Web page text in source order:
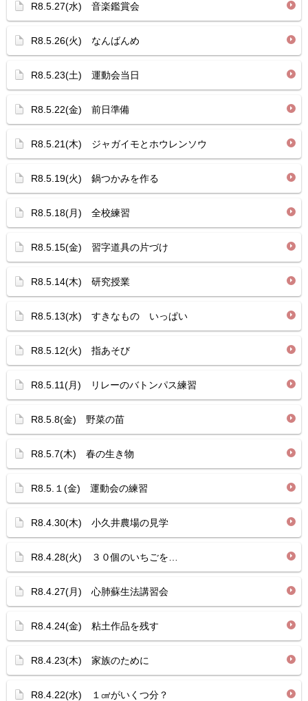
R8.5.27(水) 音楽鑑賞会
R8.5.26(火) なんばんめ
R8.5.23(土) 運動会当日
R8.5.22(金) 前日準備
R8.5.21(木) ジャガイモとホウレンソウ
R8.5.19(火) 鍋つかみを作る
R8.5.18(月) 全校練習
R8.5.15(金) 習字道具の片づけ
R8.5.14(木) 研究授業
R8.5.13(水) すきなもの いっぱい
R8.5.12(火) 指あそび
R8.5.11(月) リレーのバトンパス練習
R8.5.8(金) 野菜の苗
R8.5.7(木) 春の生き物
R8.5.１(金) 運動会の練習
R8.4.30(木) 小久井農場の見学
R8.4.28(火) ３０個のいちごを…
R8.4.27(月) 心肺蘇生法講習会
R8.4.24(金) 粘土作品を残す
R8.4.23(木) 家族のために
R8.4.22(水) １㎤がいくつ分？